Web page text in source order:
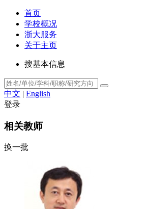
首页
学校概况
浙大服务
关于主页
搜基本信息
中文 | English
登录
相关教师
换一批